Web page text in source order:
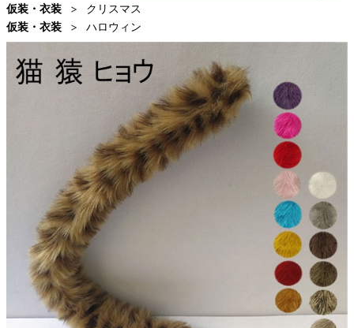
仮装・衣装
クリスマス
仮装・衣装
ハロウィン